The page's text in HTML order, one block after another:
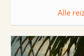
Alle